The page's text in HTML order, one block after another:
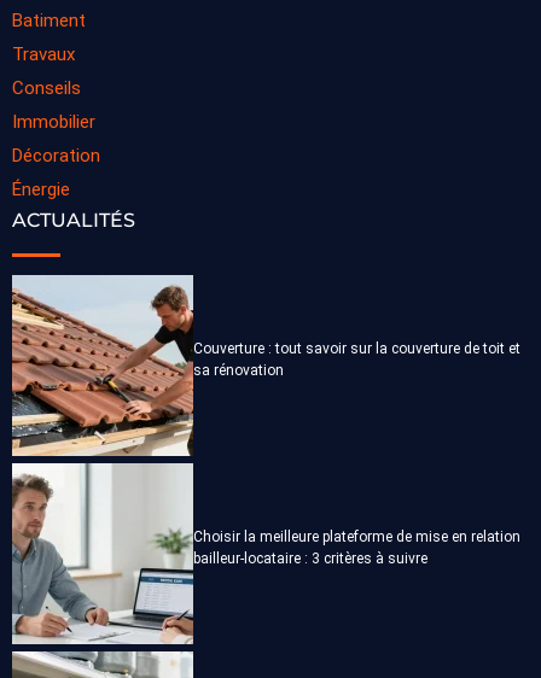
Batiment
Travaux
Conseils
Immobilier
Décoration
Énergie
ACTUALITÉS
Couverture : tout savoir sur la couverture de toit et
sa rénovation
Choisir la meilleure plateforme de mise en relation
bailleur-locataire : 3 critères à suivre